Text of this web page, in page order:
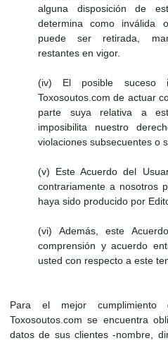
alguna disposición de
determina como inválida
puede ser retirada,
restantes en vigor.
(iv) El posible suceso
Toxosoutos.com de actuar
parte suya relativa a
imposibilita nuestro
violaciones subsecuentes o
(v) Este Acuerdo del
contrariamente a nosotros
haya sido producido por
(vi) Además, este
comprensión y acuerdo
usted con respecto a este
Para el mejor cumplimiento
Toxosoutos.com se encuentra
datos de sus clientes -nombre,